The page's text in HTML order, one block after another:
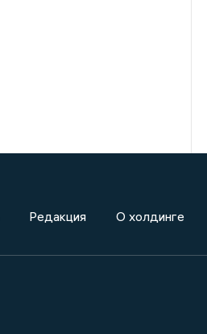
Редакция О холдинге